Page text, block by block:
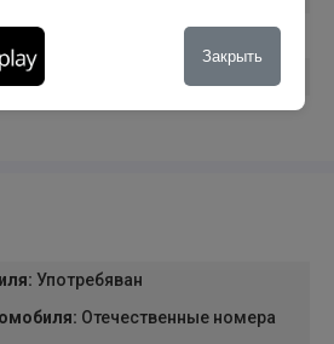
: Употребяван
: Отечественные номера
Закрыть